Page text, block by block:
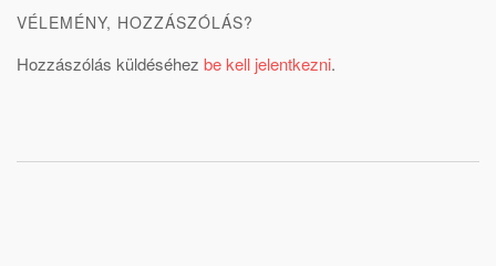
VÉLEMÉNY, HOZZÁSZÓLÁS?
Hozzászólás küldéséhez be kell jelentkezni.